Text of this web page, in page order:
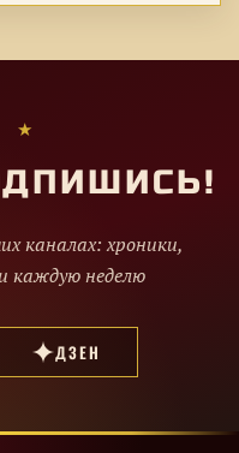
★
каналах: хроники,
каждую неделю
ДЗЕН